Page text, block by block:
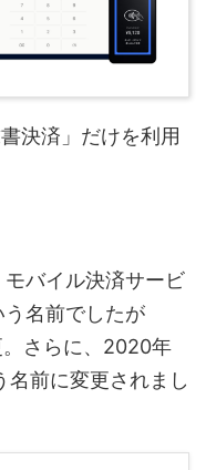
決済」だけを利用
バイル決済サービ
名前でしたが
。さらに、2020年
名前に変更されまし